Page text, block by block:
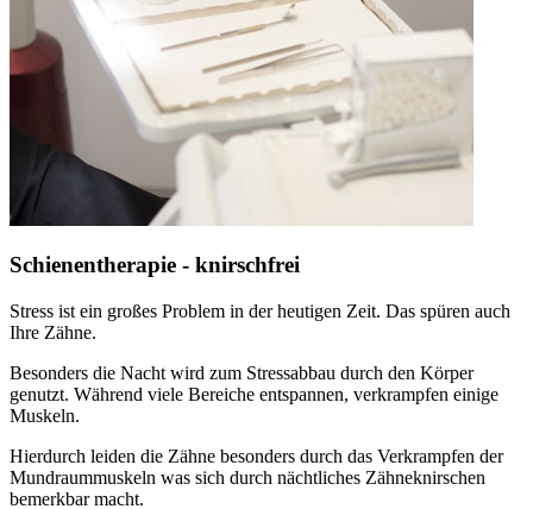
Schienentherapie - knirschfrei
Stress ist ein großes Problem in der heutigen Zeit. Das spüren auch
Ihre Zähne.
Besonders die Nacht wird zum Stressabbau durch den Körper
genutzt. Während viele Bereiche entspannen, verkrampfen einige
Muskeln.
Hierdurch leiden die Zähne besonders durch das Verkrampfen der
Mundraummuskeln was sich durch nächtliches Zähneknirschen
bemerkbar macht.